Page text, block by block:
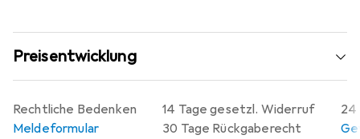
Preisentwicklung
14 Tage gesetzl. Widerruf
30 Tage Rückgaberecht
24
Rechtliche Bedenken
Meldeformular